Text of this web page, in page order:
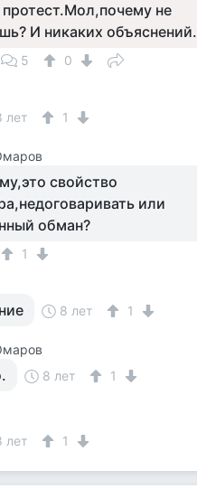
не
И никаких объяснений.
5
0
лет 1
свойство
или
обман?
1
8 лет 1
8 лет 1
лет 1